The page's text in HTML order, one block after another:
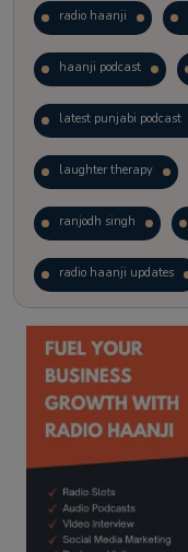
radio haanji
haanji podcast
latest punjabi podcast
laughter therapy
ranjodh singh
radio haanji updates
kitaab kahani